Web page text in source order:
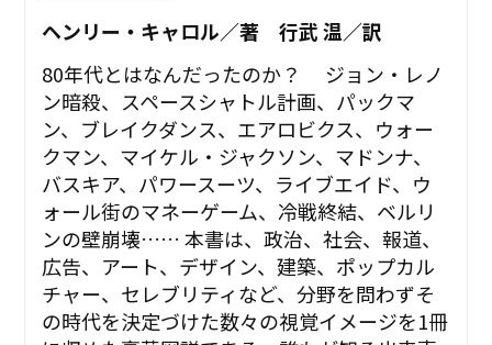
ヘンリー・キャロル／著 行武 温／訳
80年代とはなんだったのか？ ジョン・レノ
ン暗殺、スペースシャトル計画、パックマ
ン、ブレイクダンス、エアロビクス、ウォー
クマン、マイケル・ジャクソン、マドンナ、
バスキア、パワースーツ、ライブエイド、ウ
ォール街のマネーゲーム、冷戦終結、ベルリ
ンの壁崩壊…… 本書は、政治、社会、報道、
広告、アート、デザイン、建築、ポップカル
チャー、セレブリティなど、分野を問わずそ
の時代を決定づけた数々の視覚イメージを1冊